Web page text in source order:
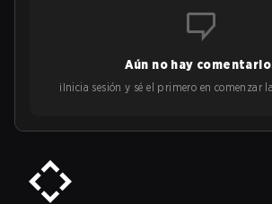
Aún no hay
¡Inicia sesión y sé el primero en comenzar